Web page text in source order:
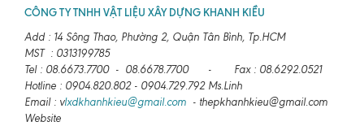
CÔNG TY TNHH VẬT LIỆU XÂY DỰNG KHANH KIỀU
Add : 14 Sông Thao, Phường 2, Quận Tân Bình, Tp.HCM
MST : 0313199785
Tel : 08.6673.7700 - 08.6678.7700 - Fax : 08.6292.0521
Hotline : 0904.820.802 - 0904.729.792 Ms.Linh
Email : vlxdkhanhkieu@gmail.com - thepkhanhkieu@gmail.com
Website